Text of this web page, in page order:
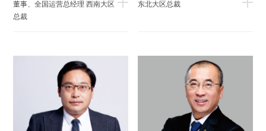
董事、全国运营总经理 西南大区
总裁
东北大区总裁